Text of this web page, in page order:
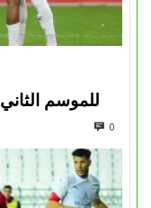
للموسم
0